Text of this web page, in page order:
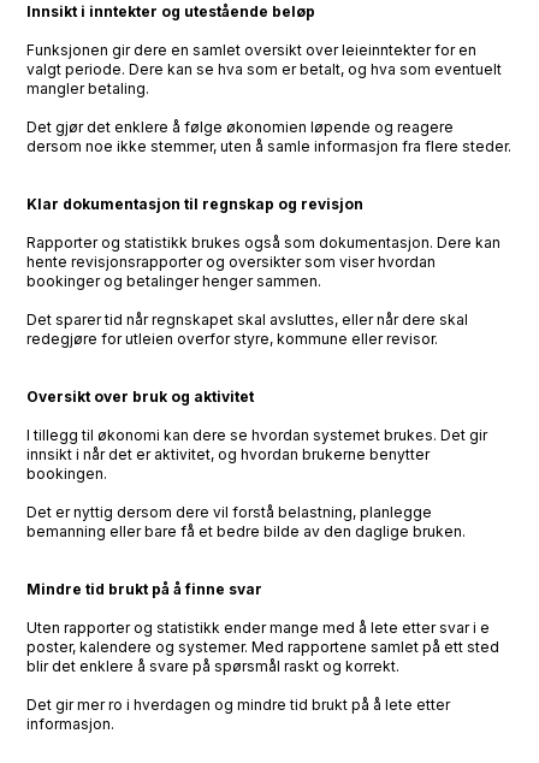
Innsikt i inntekter og utestående beløp
Funksjonen gir dere en samlet oversikt over leieinntekter for en
valgt periode. Dere kan se hva som er betalt, og hva som eventuelt
mangler betaling.
Det gjør det enklere å følge økonomien løpende og reagere
dersom noe ikke stemmer, uten å samle informasjon fra flere steder.
Klar dokumentasjon til regnskap og revisjon
Rapporter og statistikk brukes også som dokumentasjon. Dere kan
hente revisjonsrapporter og oversikter som viser hvordan
bookinger og betalinger henger sammen.
Det sparer tid når regnskapet skal avsluttes, eller når dere skal
redegjøre for utleien overfor styre, kommune eller revisor.
Oversikt over bruk og aktivitet
I tillegg til økonomi kan dere se hvordan systemet brukes. Det gir
innsikt i når det er aktivitet, og hvordan brukerne benytter
bookingen.
Det er nyttig dersom dere vil forstå belastning, planlegge
bemanning eller bare få et bedre bilde av den daglige bruken.
Mindre tid brukt på å finne svar
Uten rapporter og statistikk ender mange med å lete etter svar i e
poster, kalendere og systemer. Med rapportene samlet på ett sted
blir det enklere å svare på spørsmål raskt og korrekt.
Det gir mer ro i hverdagen og mindre tid brukt på å lete etter
informasjon.